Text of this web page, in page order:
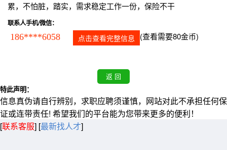
累，不怕脏，踏实，需求稳定工作一份，保险不干
联系人手机/微信：
186****6058 点击查看完整信息 (查看需要80金币)
特此声明：
信息真伪请自行辨别，求职应聘须谨慎，网站对此不承担任何保
证或连带责任! 希望我们的平台能为您带来更多的便利！
[联系客服] [最新找人才]